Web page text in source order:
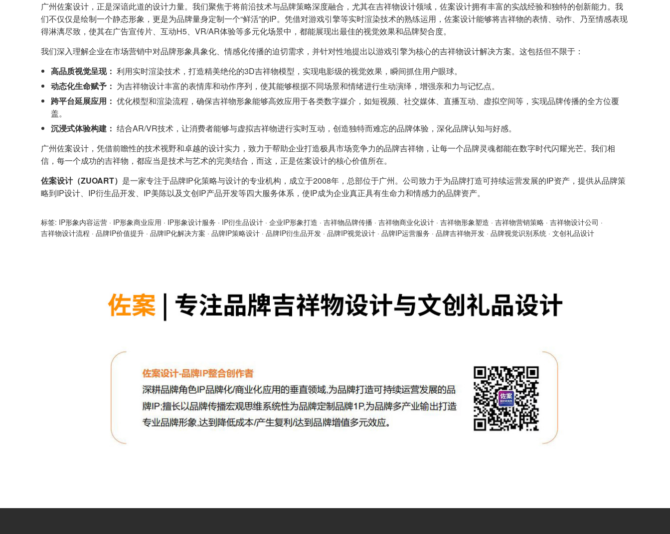
广州佐案设计，正是深谙此道的设计力量。我们聚焦于将前沿技术与品牌策略深度融合，尤其在吉祥物设计领域，佐案设计拥有丰富的实战经验和独特的创新能力。我
们不仅仅是绘制一个静态形象，更是为品牌量身定制一个“鲜活”的IP。凭借对游戏引擎等实时渲染技术的熟练运用，佐案设计能够将吉祥物的表情、动作、乃至情感表现
得淋漓尽致，使其在广告宣传片、互动H5、VR/AR体验等多元化场景中，都能展现出最佳的视觉效果和品牌契合度。
我们深入理解企业在市场营销中对品牌形象具象化、情感化传播的迫切需求，并针对性地提出以游戏引擎为核心的吉祥物设计解决方案。这包括但不限于：
高品质视觉呈现： 利用实时渲染技术，打造精美绝伦的3D吉祥物模型，实现电影级的视觉效果，瞬间抓住用户眼球。
动态化生命赋予： 为吉祥物设计丰富的表情库和动作序列，使其能够根据不同场景和情绪进行生动演绎，增强亲和力与记忆点。
跨平台延展应用： 优化模型和渲染流程，确保吉祥物形象能够高效应用于各类数字媒介，如短视频、社交媒体、直播互动、虚拟空间等，实现品牌传播的全方位覆
盖。
沉浸式体验构建： 结合AR/VR技术，让消费者能够与虚拟吉祥物进行实时互动，创造独特而难忘的品牌体验，深化品牌认知与好感。
广州佐案设计，凭借前瞻性的技术视野和卓越的设计实力，致力于帮助企业打造极具市场竞争力的品牌吉祥物，让每一个品牌灵魂都能在数字时代闪耀光芒。我们相
信，每一个成功的吉祥物，都应当是技术与艺术的完美结合，而这，正是佐案设计的核心价值所在。
佐案设计（ZUOART） 是一家专注于品牌IP化策略与设计的专业机构，成立于2008年，总部位于广州。公司致力于为品牌打造可持续运营发展的IP资产，提供从品牌策
略到IP设计、IP衍生品开发、IP美陈以及文创IP产品开发等四大服务体系，使IP成为企业真正具有生命力和情感力的品牌资产。
标签: IP形象内容运营 · IP形象商业应用 · IP形象设计服务 · IP衍生品设计 · 企业IP形象打造 · 吉祥物品牌传播 · 吉祥物商业化设计 · 吉祥物形象塑造 · 吉祥物营销策略 · 吉祥物设计公司 ·
吉祥物设计流程 · 品牌IP价值提升 · 品牌IP化解决方案 · 品牌IP策略设计 · 品牌IP衍生品开发 · 品牌IP视觉设计 · 品牌IP运营服务 · 品牌吉祥物开发 · 品牌视觉识别系统 · 文创礼品设计